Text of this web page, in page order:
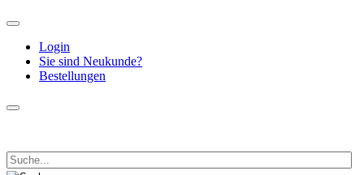
Login
Sie sind Neukunde?
Bestellungen